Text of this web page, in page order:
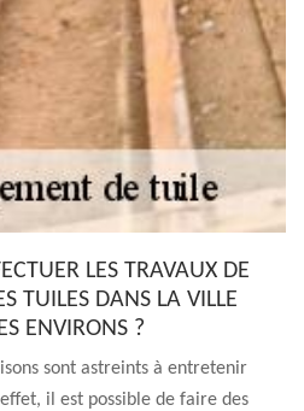
LES TRAVAUX DE
TUILES DANS LA VILLE
ENVIRONS ?
sont astreints à entretenir
il est possible de faire des